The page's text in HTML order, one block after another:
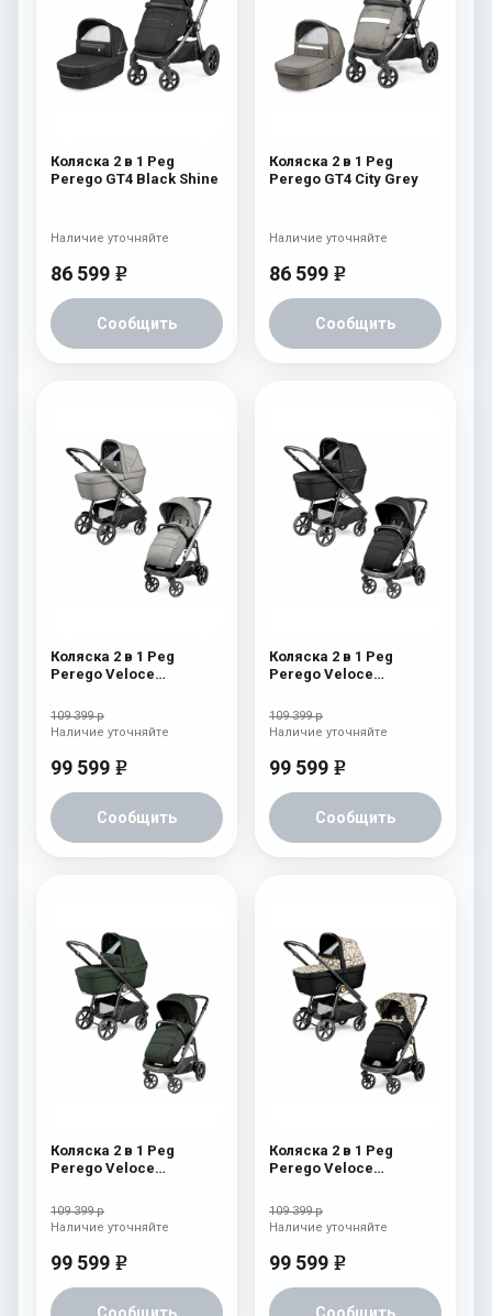
Коляска 2 в 1 Peg
Perego GT4 Black Shine
86 599 e
Сообщить
Наличие уточняйте
Коляска 2 в 1 Peg
Perego GT4 City Grey
86 599 e
Сообщить
Наличие уточняйте
Коляска 2 в 1 Peg
Perego Veloce
109 399 р
99 599 e
Сообщить
Наличие уточняйте
Коляска 2 в 1 Peg
Perego Veloce
109 399 р
99 599 e
Сообщить
Наличие уточняйте
Коляска 2 в 1 Peg
Perego Veloce
109 399 р
99 599 e
Сообщить
Наличие уточняйте
Коляска 2 в 1 Peg
Perego Veloce
109 399 р
99 599 e
Сообщить
Наличие уточняйте